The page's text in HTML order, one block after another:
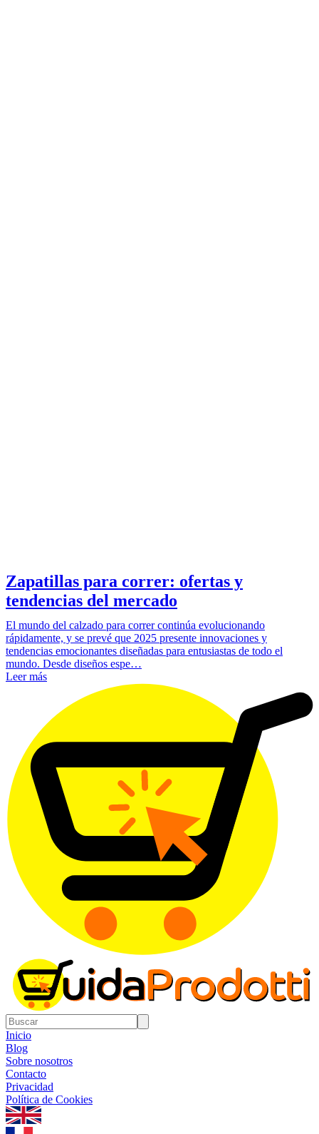
Zapatillas para correr: ofertas y
tendencias del mercado
El mundo del calzado para correr continúa evolucionando
rápidamente, y se prevé que 2025 presente innovaciones y
tendencias emocionantes diseñadas para entusiastas de todo el
mundo. Desde diseños espe…
Leer más
Inicio
Blog
Sobre nosotros
Contacto
Privacidad
Política de Cookies